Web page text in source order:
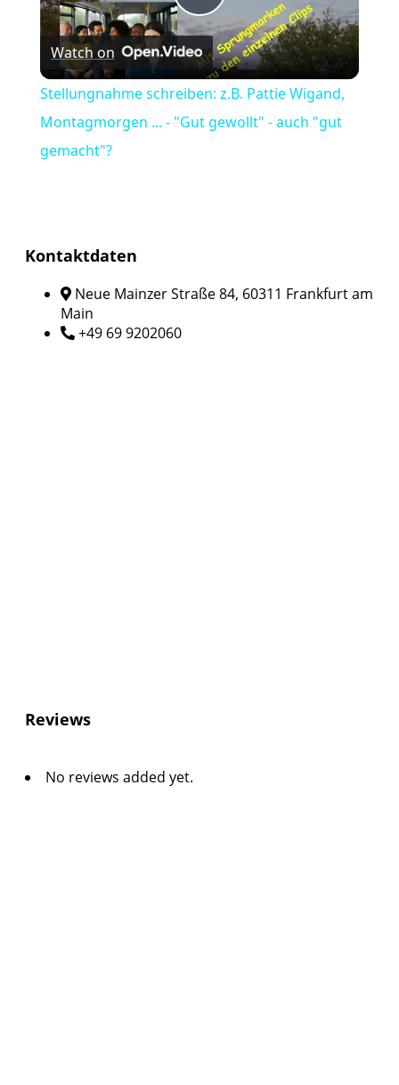
Play
Video
Watch on
Stellungnahme schreiben: z.B. Pattie Wigand,
Montagmorgen ... - "Gut gewollt" - auch "gut
gemacht"?
Kontaktdaten
Neue Mainzer Straße 84, 60311 Frankfurt am
Main
+49 69 9202060
Reviews
No reviews added yet.